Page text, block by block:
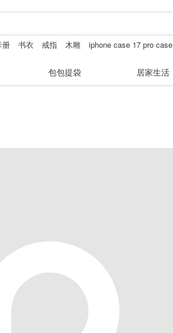
册 书衣 戒指 木雕 iphone case 17 pro case
包包提袋 居家生活